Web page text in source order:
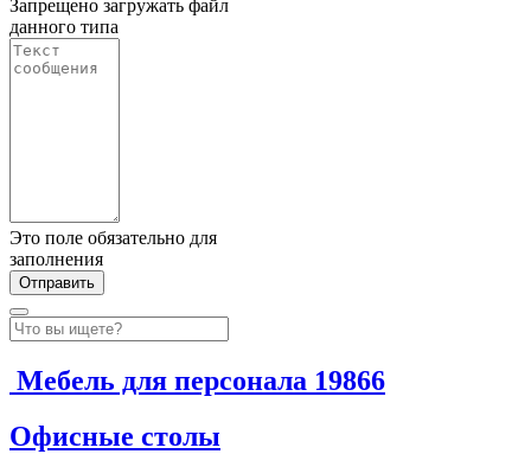
Запрещено загружать файл
данного типа
Это поле обязательно для
заполнения
Мебель для персонала 19866
Офисные столы